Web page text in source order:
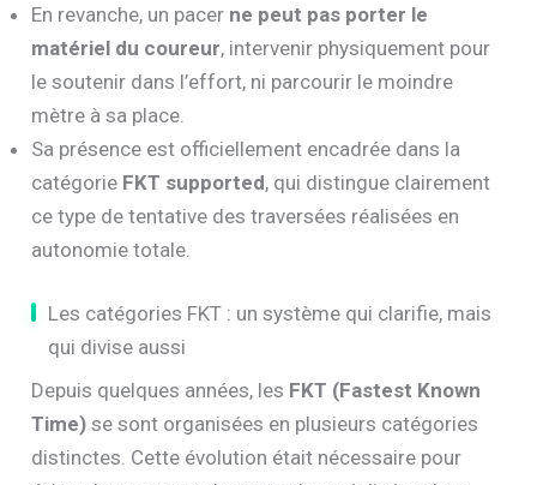
En revanche, un pacer ne peut pas porter le
matériel du coureur, intervenir physiquement pour
le soutenir dans l’effort, ni parcourir le moindre
mètre à sa place.
Sa présence est officiellement encadrée dans la
catégorie FKT supported, qui distingue clairement
ce type de tentative des traversées réalisées en
autonomie totale.
Les catégories FKT : un système qui clarifie, mais
qui divise aussi
Depuis quelques années, les FKT (Fastest Known
Time) se sont organisées en plusieurs catégories
distinctes. Cette évolution était nécessaire pour